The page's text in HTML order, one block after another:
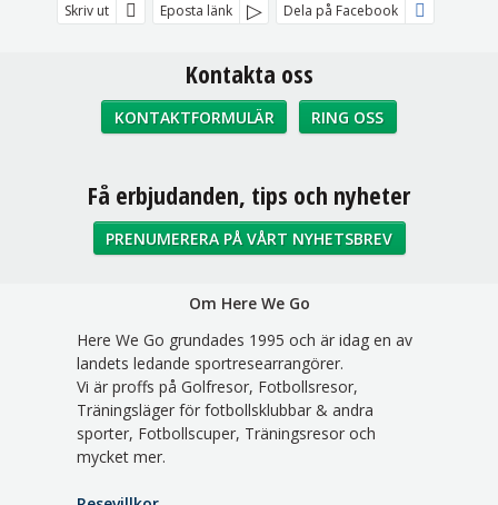
Skriv ut Eposta länk Dela på Facebook
Kontakta oss
KONTAKTFORMULÄR RING OSS
Sociala medier
Få erbjudanden, tips och nyheter
PRENUMERERA PÅ VÅRT NYHETSBREV
Om Here We Go
Here We Go grundades 1995 och är idag en av
landets ledande sportresearrangörer.
Vi är proffs på Golfresor, Fotbollsresor,
Träningsläger för fotbollsklubbar & andra
sporter, Fotbollscuper, Träningsresor och
mycket mer.